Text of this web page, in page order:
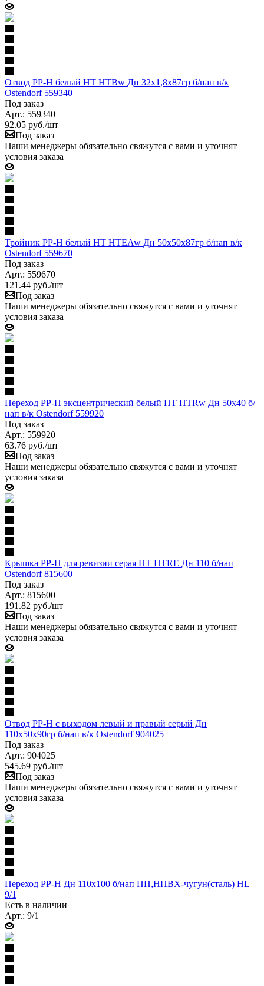
Отвод PP-H белый HT HTBw Дн 32х1,8х87гр б/нап в/к
Ostendorf 559340
Под заказ
Арт.: 559340
92.05 руб./шт
Под заказ
Наши менеджеры обязательно свяжутся с вами и уточнят
условия заказа
Тройник PP-H белый HT HTEAw Дн 50х50х87гр б/нап в/к
Ostendorf 559670
Под заказ
Арт.: 559670
121.44 руб./шт
Под заказ
Наши менеджеры обязательно свяжутся с вами и уточнят
условия заказа
Переход PP-H эксцентрический белый HT HTRw Дн 50х40 б/
нап в/к Ostendorf 559920
Под заказ
Арт.: 559920
63.76 руб./шт
Под заказ
Наши менеджеры обязательно свяжутся с вами и уточнят
условия заказа
Крышка PP-H для ревизии серая HT HTRE Дн 110 б/нап
Ostendorf 815600
Под заказ
Арт.: 815600
191.82 руб./шт
Под заказ
Наши менеджеры обязательно свяжутся с вами и уточнят
условия заказа
Отвод PP-H с выходом левый и правый серый Дн
110х50х90гр б/нап в/к Ostendorf 904025
Под заказ
Арт.: 904025
545.69 руб./шт
Под заказ
Наши менеджеры обязательно свяжутся с вами и уточнят
условия заказа
Переход PP-H Дн 110х100 б/нап ПП,НПВХ-чугун(сталь) HL
9/1
Есть в наличии
Арт.: 9/1